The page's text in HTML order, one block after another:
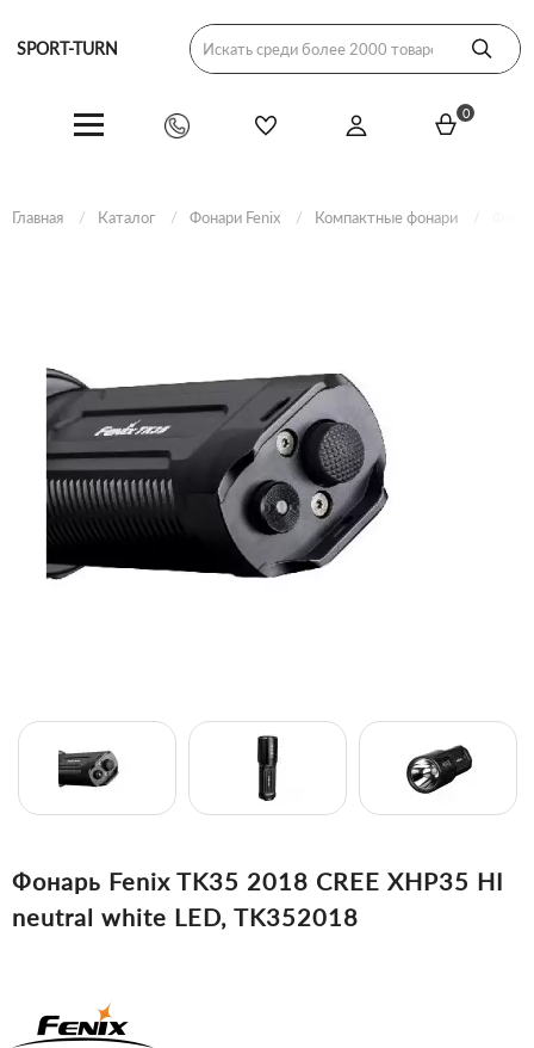
SPORT-TURN
0
Главная Каталог Фонари Fenix Компактные фонари
Фонарь Fenix TK35 2018 CREE XHP35 HI
neutral white LED, TK352018